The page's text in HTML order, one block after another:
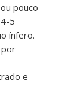
pouco
5
ínfero.
por
e